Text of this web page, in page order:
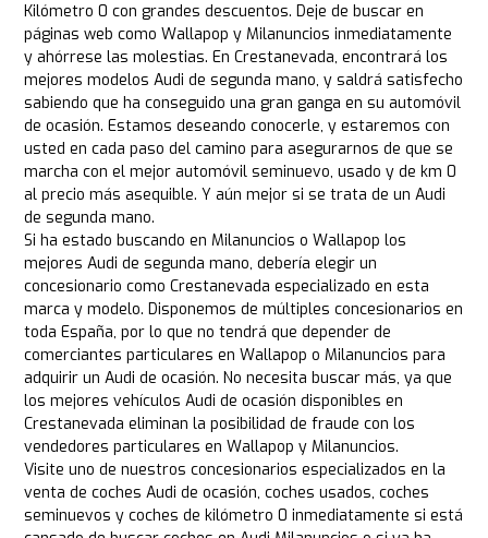
Kilómetro 0 con grandes descuentos. Deje de buscar en
páginas web como Wallapop y Milanuncios inmediatamente
y ahórrese las molestias. En Crestanevada, encontrará los
mejores modelos Audi de segunda mano, y saldrá satisfecho
sabiendo que ha conseguido una gran ganga en su automóvil
de ocasión. Estamos deseando conocerle, y estaremos con
usted en cada paso del camino para asegurarnos de que se
marcha con el mejor automóvil seminuevo, usado y de km 0
al precio más asequible. Y aún mejor si se trata de un Audi
de segunda mano.
Si ha estado buscando en Milanuncios o Wallapop los
mejores Audi de segunda mano, debería elegir un
concesionario como Crestanevada especializado en esta
marca y modelo. Disponemos de múltiples concesionarios en
toda España, por lo que no tendrá que depender de
comerciantes particulares en Wallapop o Milanuncios para
adquirir un Audi de ocasión. No necesita buscar más, ya que
los mejores vehículos Audi de ocasión disponibles en
Crestanevada eliminan la posibilidad de fraude con los
vendedores particulares en Wallapop y Milanuncios.
Visite uno de nuestros concesionarios especializados en la
venta de coches Audi de ocasión, coches usados, coches
seminuevos y coches de kilómetro 0 inmediatamente si está